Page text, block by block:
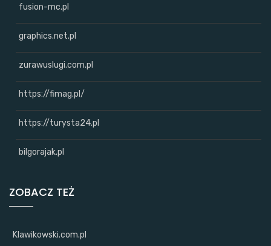
fusion-mc.pl
graphics.net.pl
zurawuslugi.com.pl
https://fimag.pl/
https://turysta24.pl
bilgorajak.pl
ZOBACZ TEŻ
Klawikowski.com.pl